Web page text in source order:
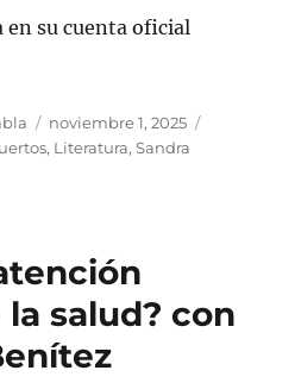
en su cuenta oficial
P
u
a
o
e
l
noviembre 1, 2025
a
, Literatura,Sandra
salud? con